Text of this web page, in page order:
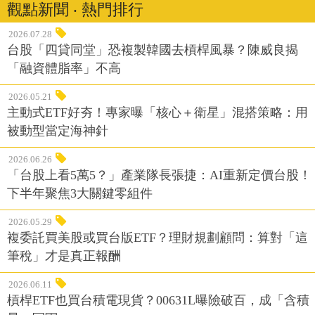
觀點新聞 ‧ 熱門排行
2026.07.28
台股「四貸同堂」恐複製韓國去槓桿風暴？陳威良揭
「融資體脂率」不高
2026.05.21
主動式ETF好夯！專家曝「核心＋衛星」混搭策略：用
被動型當定海神針
2026.06.26
「台股上看5萬5？」產業隊長張捷：AI重新定價台股！
下半年聚焦3大關鍵零組件
2026.05.29
複委託買美股或買台版ETF？理財規劃顧問：算對「這
筆稅」才是真正報酬
2026.06.11
槓桿ETF也買台積電現貨？00631L曝險破百，成「含積